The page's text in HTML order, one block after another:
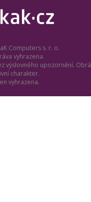
Computers s. r. o.
vyhrazena.
výslovného upozornění.
charakter.
vyhrazena.